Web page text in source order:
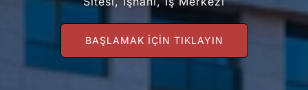
BAŞLAMAK IÇIN TIKLAYIN